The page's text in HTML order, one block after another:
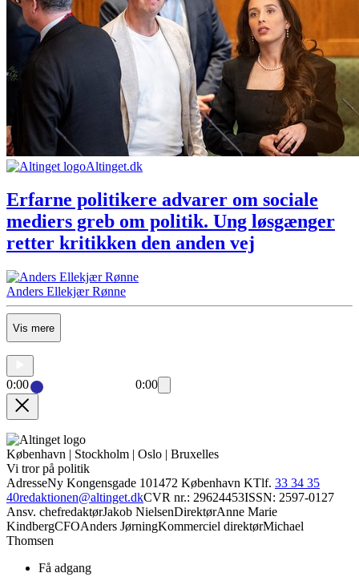
Altinget.dk
Erfarne politikere advarer om sociale
mediers greb om politik. Ung løsgænger
retter kritikken den anden vej
Anders Ellekjær Rønne
Vis mere
0:00 0:00
København | Stockholm | Oslo | Bruxelles
Vi tror på politik
AdresseNy Kongensgade 101472 København KTlf. 33 34 35
40redaktionen@altinget.dkCVR nr.: 29624453ISSN: 2597-0127
Ansv. chefredaktørJakob NielsenDirektørAnne Marie
KindbergCFOAnders JørningKommerciel direktørMichael
Thomsen
Få adgang